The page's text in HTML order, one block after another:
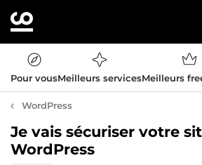
Pour vousMeilleurs servicesMeilleurs
WordPress
Je vais sécuriser votre
WordPress